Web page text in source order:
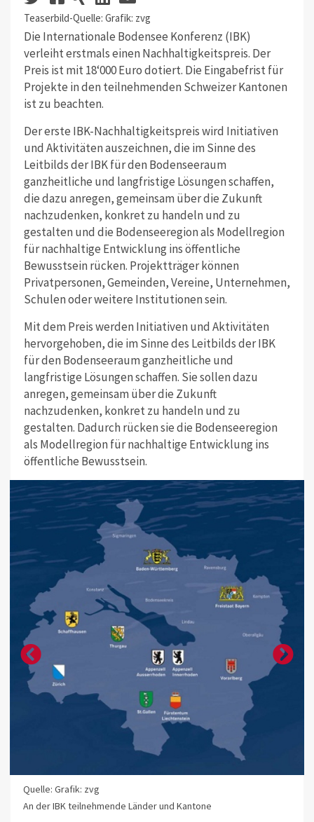
Teaserbild-Quelle: Grafik: zvg
Die Internationale Bodensee Konferenz (IBK)
verleiht erstmals einen Nachhaltigkeitspreis. Der
Preis ist mit 18‘000 Euro dotiert. Die Eingabefrist für
Projekte in den teilnehmenden Schweizer Kantonen
ist zu beachten.
Der erste IBK-Nachhaltigkeitspreis wird Initiativen
und Aktivitäten auszeichnen, die im Sinne des
Leitbilds der IBK für den Bodenseeraum
ganzheitliche und langfristige Lösungen schaffen,
die dazu anregen, gemeinsam über die Zukunft
nachzudenken, konkret zu handeln und zu
gestalten und die Bodenseeregion als Modellregion
für nachhaltige Entwicklung ins öffentliche
Bewusstsein rücken. Projektträger können
Privatpersonen, Gemeinden, Vereine, Unternehmen,
Schulen oder weitere Institutionen sein.
Mit dem Preis werden Initiativen und Aktivitäten
hervorgehoben, die im Sinne des Leitbilds der IBK
für den Bodenseeraum ganzheitliche und
langfristige Lösungen schaffen. Sie sollen dazu
anregen, gemeinsam über die Zukunft
nachzudenken, konkret zu handeln und zu
gestalten. Dadurch rücken sie die Bodenseeregion
als Modellregion für nachhaltige Entwicklung ins
öffentliche Bewusstsein.
Quelle: Grafik: zvg
An der IBK teilnehmende Länder und Kantone